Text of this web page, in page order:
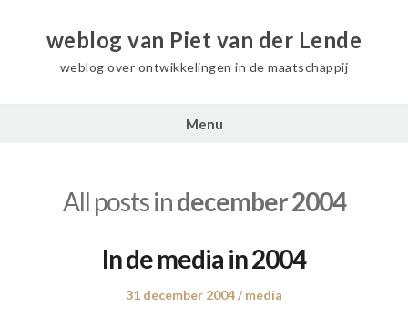
weblog van Piet van der Lende
weblog over ontwikkelingen in de maatschappij
Menu
All posts indecember 2004
In de media in 2004
Posted
31 december 2004
Posted
media